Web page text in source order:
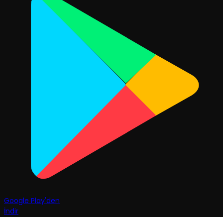
Google Play'den
İndir